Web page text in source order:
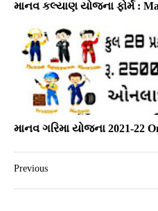
માનવ કલ્યાણ યોજના ફોર્મ :
માનવ ગરિમા યોજના 2021-22
Previous